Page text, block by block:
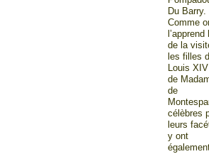
Du Barry.
Comme
l’apprend
de la
les filles
Louis
de
de
célèbres
leurs
y ont